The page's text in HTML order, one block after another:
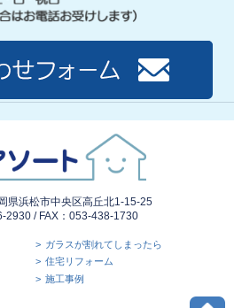
浜松市中央区高丘北1-15-25
2930 / FAX：053-438-1730
ガラスが割れてしまったら
住宅リフォーム
施工事例